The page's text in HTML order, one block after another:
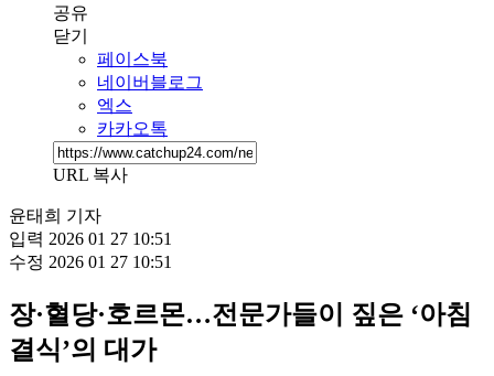
공유
닫기
페이스북
네이버블로그
엑스
카카오톡
URL 복사
윤태희 기자
입력 2026 01 27 10:51
수정 2026 01 27 10:51
장·혈당·호르몬…전문가들이 짚은 ‘아침
결식’의 대가